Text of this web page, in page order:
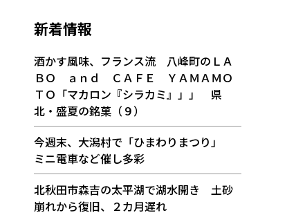
新着情報
酒かす風味、フランス流 八峰町のＬＡ
ＢＯ ａｎｄ ＣＡＦＥ ＹＡＭＡＭＯ
ＴＯ「マカロン『シラカミ』」」 県
北・盛夏の銘菓（９）
今週末、大潟村で「ひまわりまつり」
ミニ電車など催し多彩
北秋田市森吉の太平湖で湖水開き 土砂
崩れから復旧、２カ月遅れ